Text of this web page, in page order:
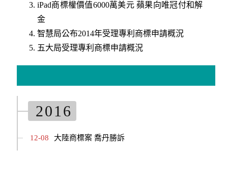
iPad商標權價值6000萬美元 蘋果向唯冠付和解
金
智慧局公布2014年受理專利商標申請概況
五大局受理專利商標申請概況
2016
12-08 大陸商標案 喬丹勝訴